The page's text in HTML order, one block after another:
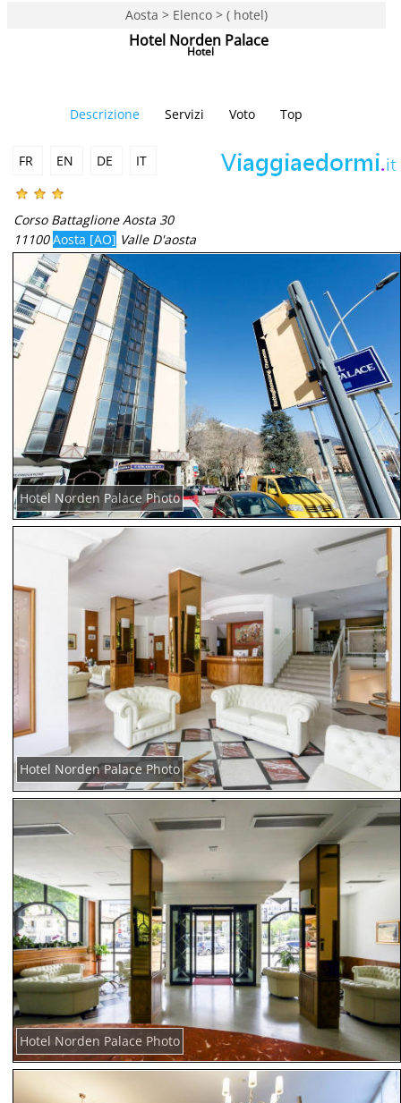
Aosta > Elenco > ( hotel)
Hotel Norden Palace
Hotel
Descrizione Servizi Voto Top
FR EN DE IT
Corso Battaglione Aosta 30
11100Aosta [AO] Valle D'aosta
Hotel Norden Palace Photo
Hotel Norden Palace Photo
Hotel Norden Palace Photo